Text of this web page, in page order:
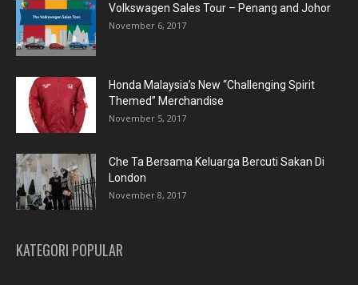
Volkswagen Sales Tour – Penang and Johor
November 6, 2017
Honda Malaysia’s New “Challenging Spirit
Themed” Merchandise
November 5, 2017
Che Ta Bersama Keluarga Bercuti Sakan Di
London
November 8, 2017
KATEGORI POPULAR